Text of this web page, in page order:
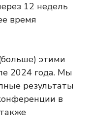
12 недель
время
этими
2024 года. Мы
результаты
в